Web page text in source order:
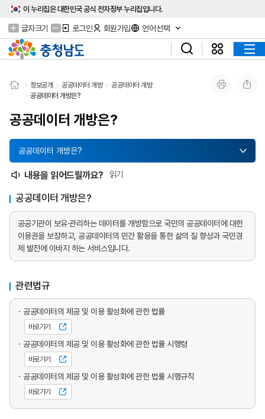
이 누리집은 대한민국 공식 전자정부 누리집입니다.
글자크기 로그인 회원가입 언어선택
정보공개 공공데이터 개방
공공데이터 개방
공공데이터 개방은?
공공데이터 개방은?
공공데이터 개방은?
내용을 읽어드릴까요? 읽기
공공데이터 개방은?
공공기관이 보유·관리하는 데이터를 개방함으로 국민의 공공데이터에 대한
이용권을 보장하고, 공공데이터의 민간 활용을 통한 삶의 질 향상과 국민경
제 발전에 이바지 하는 서비스입니다.
관련법규
공공데이터의 제공 및 이용 활성화에 관한 법률
바로가기
공공데이터의 제공 및 이용 활성화에 관한 법률 시행령
바로가기
공공데이터의 제공 및 이용 활성화에 관한 법률 시행규칙
바로가기